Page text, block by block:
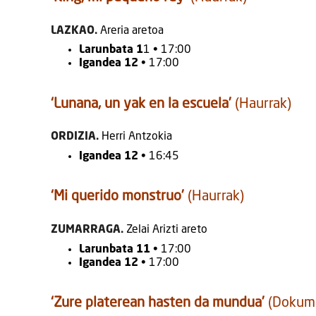
LAZKAO. Areria aretoa
Larunbata 11 • 17:00
Igandea 12 • 17:00
‘Lunana, un yak en la escuela’ (Haurrak)
ORDIZIA. Herri Antzokia
Igandea 12 • 16:45
‘Mi querido monstruo’ (Haurrak)
ZUMARRAGA. Zelai Arizti areto
Larunbata 11 • 17:00
Igandea 12 • 17:00
‘Zure platerean hasten da mundua’